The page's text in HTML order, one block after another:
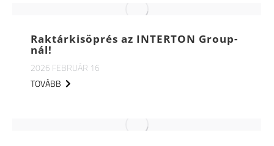
Raktárkisöprés az INTERTON Group-
nál!
2026 FEBRUÁR 16
TOVÁBB